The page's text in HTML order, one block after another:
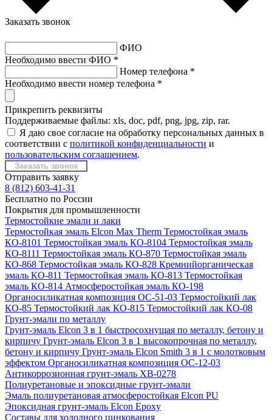
Заказать звонок
ФИО
Необходимо ввести ФИО *
Номер телефона *
Необходимо ввести номер телефона *
Прикрепить реквизиты
Поддерживаемые файлы: xls, doc, pdf, png, jpg, zip, rar.
Я даю свое согласие на обработку персональных данных в
соответствии с политикой конфиденциальности и
пользовательским соглашением.
Отправить заявку
8 (812) 603-41-31
Бесплатно по России
Покрытия для промышленности
Термостойкие эмали и лаки
Термостойкая эмаль Elcon Max Therm Термостойкая эмаль
КО-8101 Термостойкая эмаль КО-8104 Термостойкая эмаль
КО-8111 Термостойкая эмаль КО-870 Термостойкая эмаль
КО-868 Термостойкая эмаль КО-828 Кремнийорганическая
эмаль КО-811 Термостойкая эмаль КО-813 Термостойкая
эмаль КО-814 Атмосферостойкая эмаль КО-198
Органосиликатная композиция ОС-51-03 Термостойкий лак
КО-85 Термостойкий лак КО-815 Термостойкий лак КО-08
Грунт-эмали по металлу
Грунт-эмаль Elcon 3 в 1 быстросохнущая по металлу, бетону и
кирпичу Грунт-эмаль Elcon 3 в 1 высокопрочная по металлу,
бетону и кирпичу Грунт-эмаль Elcon Smith 3 в 1 с молотковым
эффектом Органосиликатная композиция ОС-12-03
Антикоррозионная грунт-эмаль ХВ-0278
Полиуретановые и эпоксидные грунт-эмали
Эмаль полиуретановая атмосферостойкая Elcon PU
Эпоксидная грунт-эмаль Elcon Epoxy
Составы для холодного цинкования